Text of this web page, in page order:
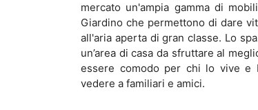
mercato un'ampia gamma di
Giardino che permettono di dare
all'aria aperta di gran classe. Lo
un’area di casa da sfruttare al
essere comodo per chi lo vive e
vedere a familiari e amici.